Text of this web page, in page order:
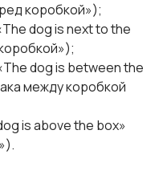
коробкой»);
dog is next to the
dog is between the
между коробкой
is above the box»